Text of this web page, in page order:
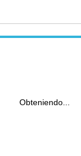
Obteniendo...